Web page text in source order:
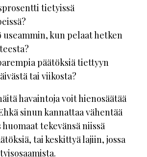
tietyissä
useammin, kun pelaat hetken
päätöksiä tiettyyn
tai viikosta?
havaintoja voit hienosäätää
sinun kannattaa vähentää
tekevänsä niissä
tai keskittyä lajiin, jossa